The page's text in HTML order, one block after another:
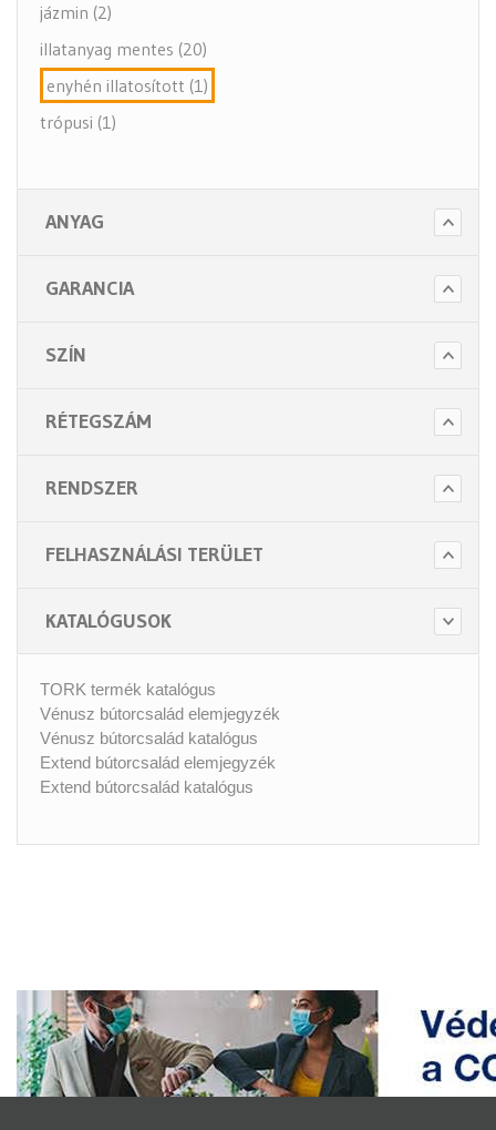
jázmin (2)
illatanyag mentes (20)
enyhén illatosított (1)
trópusi (1)
ANYAG
GARANCIA
SZÍN
RÉTEGSZÁM
RENDSZER
FELHASZNÁLÁSI TERÜLET
KATALÓGUSOK
TORK termék katalógus
Vénusz bútorcsalád elemjegyzék
Vénusz bútorcsalád katalógus
Extend bútorcsalád elemjegyzék
Extend bútorcsalád katalógus